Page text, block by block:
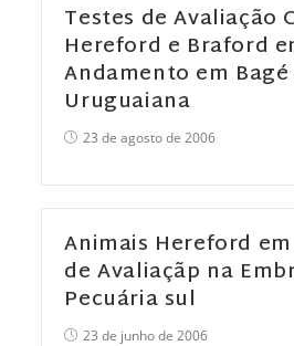
Testes de Avaliação
Hereford e Braford
Andamento em Bagé
Uruguaiana
23 de agosto de 2006
Animais Hereford
de Avaliaçãp na
Pecuária sul
23 de junho de 2006